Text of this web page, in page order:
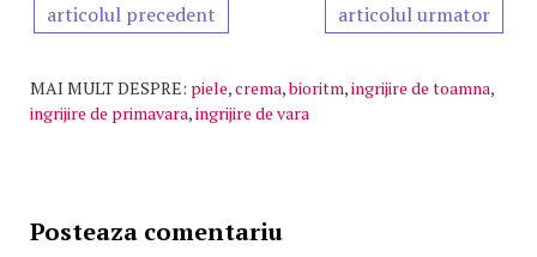
articolul precedent articolul urmator
MAI MULT DESPRE: piele,crema,bioritm,ingrijire de toamna,
ingrijire de primavara,ingrijire de vara
Posteaza comentariu